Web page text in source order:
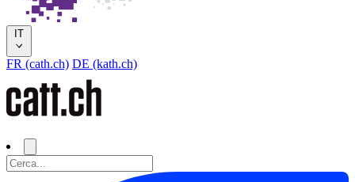
IT
FR (cath.ch) DE (kath.ch)